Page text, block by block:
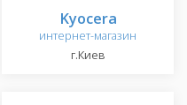
Kyocera
интернет-магазин
г.Киев